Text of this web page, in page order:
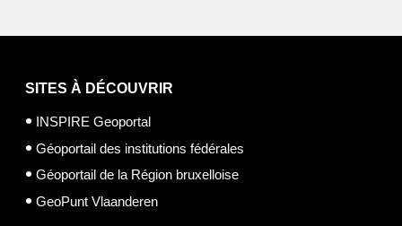
SITES À DÉCOUVRIR
INSPIRE Geoportal
Géoportail des institutions fédérales
Géoportail de la Région bruxelloise
GeoPunt Vlaanderen